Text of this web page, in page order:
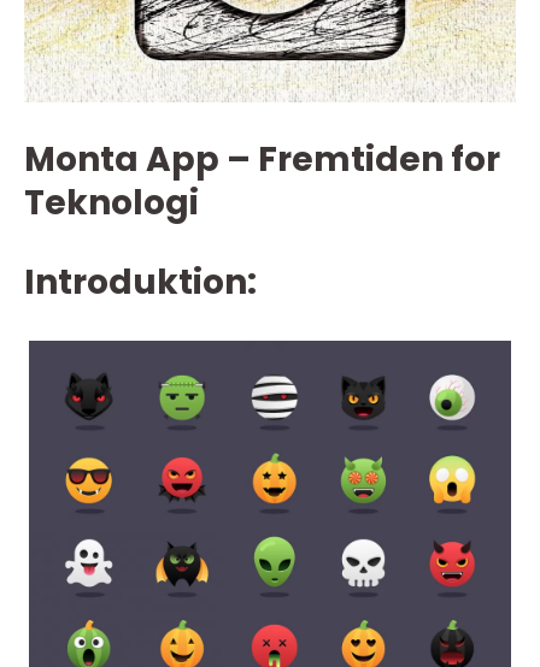
Monta App – Fremtiden for
Teknologi
Introduktion: